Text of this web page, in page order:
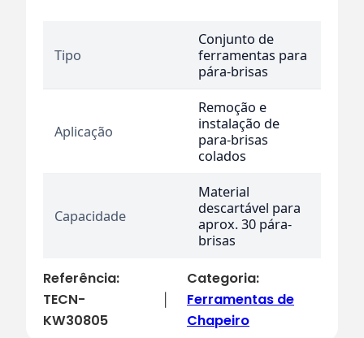
Tipo
Conjunto de
ferramentas para
pára-brisas
Aplicação
Remoção e
instalação de
para-brisas
colados
Capacidade
Material
descartável para
aprox. 30 pára-
brisas
Referência:
TECN-
KW30805
Categoria:
Ferramentas de
Chapeiro